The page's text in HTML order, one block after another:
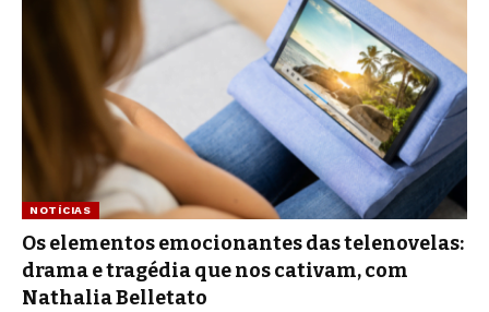
NOTÍCIAS
Os elementos emocionantes das telenovelas:
drama e tragédia que nos cativam, com
Nathalia Belletato